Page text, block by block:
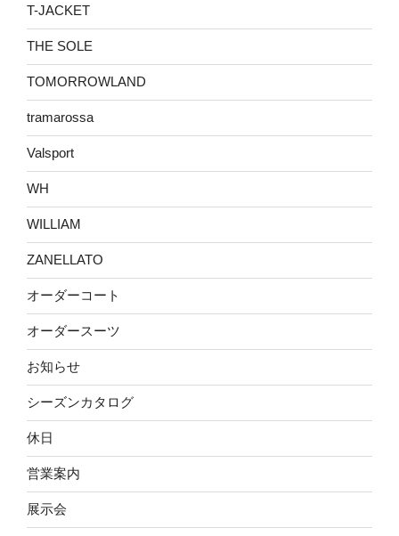
T-JACKET
THE SOLE
TOMORROWLAND
tramarossa
Valsport
WH
WILLIAM
ZANELLATO
オーダーコート
オーダースーツ
お知らせ
シーズンカタログ
休日
営業案内
展示会